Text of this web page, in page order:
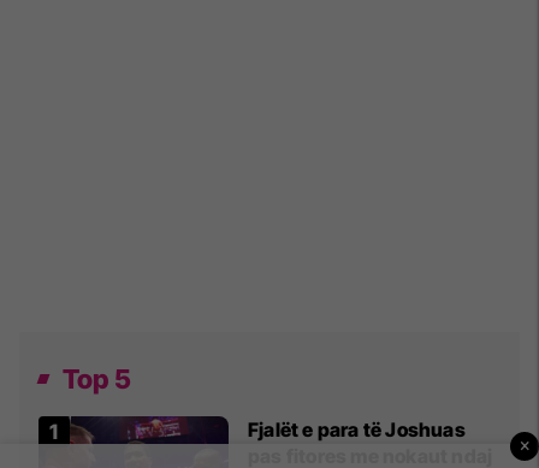
Top 5
Fjalët e para të Joshuas
×